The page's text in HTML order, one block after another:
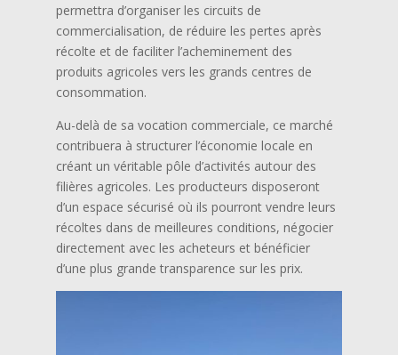
permettra d’organiser les circuits de
commercialisation, de réduire les pertes après
récolte et de faciliter l’acheminement des
produits agricoles vers les grands centres de
consommation.
Au-delà de sa vocation commerciale, ce marché
contribuera à structurer l’économie locale en
créant un véritable pôle d’activités autour des
filières agricoles. Les producteurs disposeront
d’un espace sécurisé où ils pourront vendre leurs
récoltes dans de meilleures conditions, négocier
directement avec les acheteurs et bénéficier
d’une plus grande transparence sur les prix.